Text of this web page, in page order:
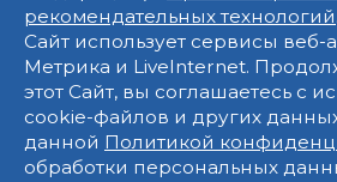
рекомендательных технологий
Сайт использует сервисы веб-
Метрика и LiveInternet.
этот Сайт, вы соглашаетесь с
cookie-файлов и других
данной Политикой
обработки персональных